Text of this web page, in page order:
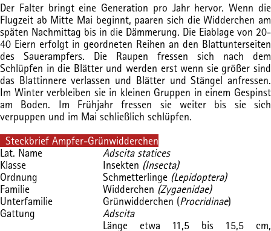
Der Falter bringt eine Generation pro Jahr hervor. Wenn die
Flugzeit ab Mitte Mai beginnt, paaren sich die Widderchen am
späten Nachmittag bis in die Dämmerung. Die Eiablage von 20-
40 Eiern erfolgt in geordneten Reihen an den Blattunterseiten
des Sauerampfers. Die Raupen fressen sich nach dem
Schlüpfen in die Blätter und werden erst wenn sie größer sind
das Blattinnere verlassen und Blätter und Stängel anfressen.
Im Winter verbleiben sie in kleinen Gruppen in einem Gespinst
am Boden. Im Frühjahr fressen sie weiter bis sie sich
verpuppen und im Mai schließlich schlüpfen.
Steckbrief Ampfer-Grünwidderchen
Lat. Name
Adscita statices
Klasse
Insekten (Insecta)
Ordnung
Schmetterlinge (Lepidoptera)
Familie
Widderchen (Zygaenidae)
Unterfamilie
Grünwidderchen (Procridinae)
Gattung
Adscita
Länge etwa 11,5 bis 15,5 cm,